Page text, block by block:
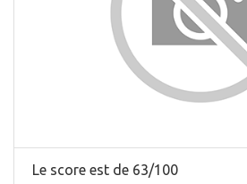
Le score est de 63/100